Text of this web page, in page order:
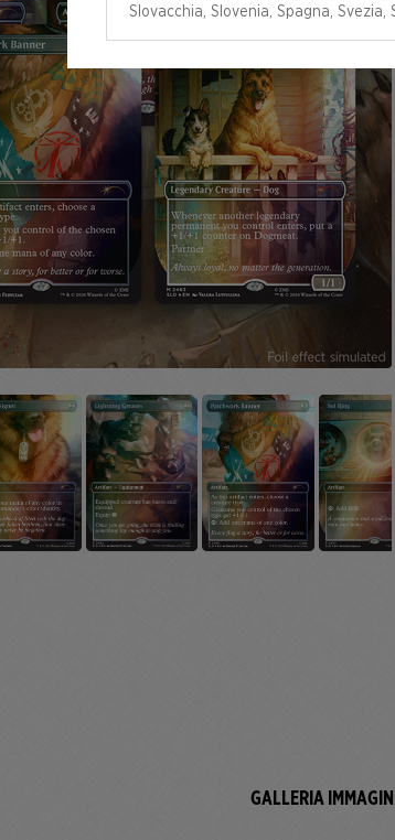
GALLERIA
Slovacchia, Slovenia, Spagna, Svezia,